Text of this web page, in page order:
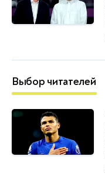
Выбор читателей